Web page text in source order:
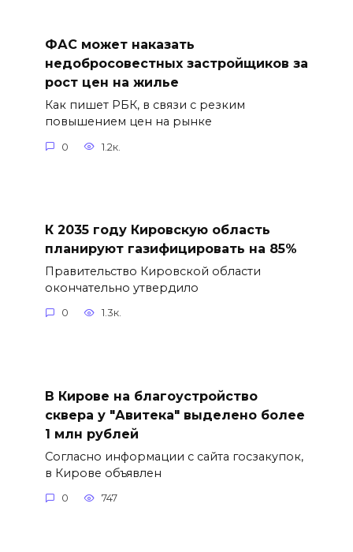
ФАС может наказать
недобросовестных застройщиков за
рост цен на жилье
Как пишет РБК, в связи с резким
повышением цен на рынке
0 1.2к.
К 2035 году Кировскую область
планируют газифицировать на 85%
Правительство Кировской области
окончательно утвердило
0 1.3к.
В Кирове на благоустройство
сквера у "Авитека" выделено более
1 млн рублей
Согласно информации с сайта госзакупок,
в Кирове объявлен
0 747